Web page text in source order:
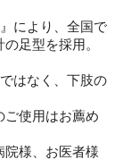
により、全国で
足型を採用。
はなく、下肢の
ご使用はお薦め
院様、お医者様